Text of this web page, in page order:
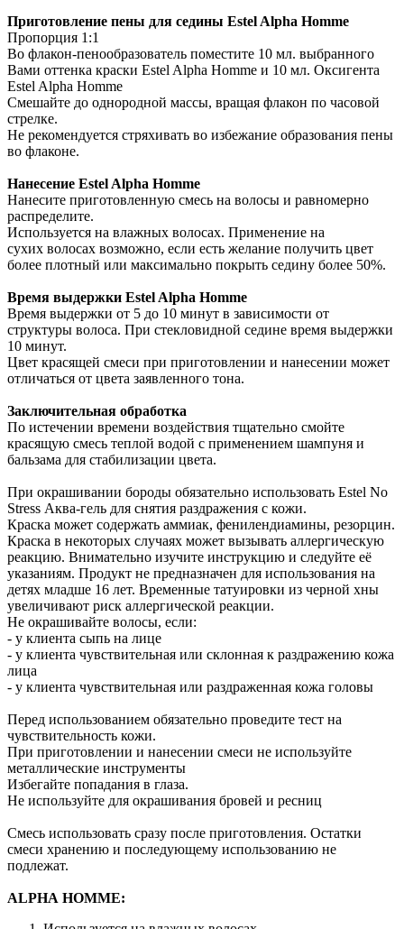
Приготовление пены для седины Estel Alpha Homme
Пропорция 1:1
Во флакон-пенообразователь поместите 10 мл. выбранного
Вами оттенка краски Estel Alpha Homme и 10 мл. Оксигента
Estel Alpha Homme
Смешайте до однородной массы, вращая флакон по часовой
стрелке.
Не рекомендуется стряхивать во избежание образования пены
во флаконе.
Нанесение Estel Alpha Homme
Нанесите приготовленную смесь на волосы и равномерно
распределите.
Используется на влажных волосах. Применение на
сухих волосах возможно, если есть желание получить цвет
более плотный или максимально покрыть седину более 50%.
Время выдержки Estel Alpha Homme
Время выдержки от 5 до 10 минут в зависимости от
структуры волоса. При стекловидной седине время выдержки
10 минут.
Цвет красящей смеси при приготовлении и нанесении может
отличаться от цвета заявленного тона.
Заключительная обработка
По истечении времени воздействия тщательно смойте
красящую смесь теплой водой с применением шампуня и
бальзама для стабилизации цвета.
При окрашивании бороды обязательно использовать Estel No
Stress Аква-гель для снятия раздражения с кожи.
Краска может содержать аммиак, фенилендиамины, резорцин.
Краска в некоторых случаях может вызывать аллергическую
реакцию. Внимательно изучите инструкцию и следуйте её
указаниям. Продукт не предназначен для использования на
детях младше 16 лет. Временные татуировки из черной хны
увеличивают риск аллергической реакции.
Не окрашивайте волосы, если:
- у клиента сыпь на лице
- у клиента чувствительная или склонная к раздражению кожа
лица
- у клиента чувствительная или раздраженная кожа головы
Перед использованием обязательно проведите тест на
чувствительность кожи.
При приготовлении и нанесении смеси не используйте
металлические инструменты
Избегайте попадания в глаза.
Не используйте для окрашивания бровей и ресниц
Смесь использовать сразу после приготовления. Остатки
смеси хранению и последующему использованию не
подлежат.
ALPHA HOMME: